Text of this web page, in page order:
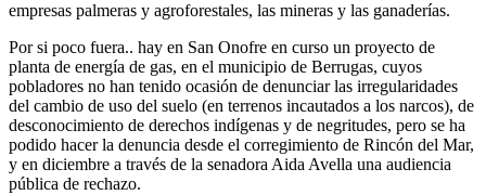
empresas palmeras y agroforestales, las mineras y las ganaderías.
Por si poco fuera.. hay en San Onofre en curso un proyecto de
planta de energía de gas, en el municipio de Berrugas, cuyos
pobladores no han tenido ocasión de denunciar las irregularidades
del cambio de uso del suelo (en terrenos incautados a los narcos), de
desconocimiento de derechos indígenas y de negritudes, pero se ha
podido hacer la denuncia desde el corregimiento de Rincón del Mar,
y en diciembre a través de la senadora Aida Avella una audiencia
pública de rechazo.